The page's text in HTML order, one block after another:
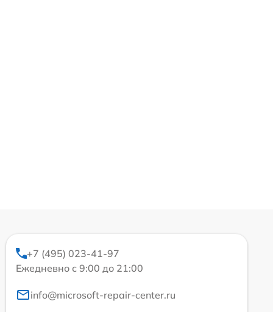
+7 (495) 023-41-97
Ежедневно с 9:00 до 21:00
info@microsoft-repair-center.ru